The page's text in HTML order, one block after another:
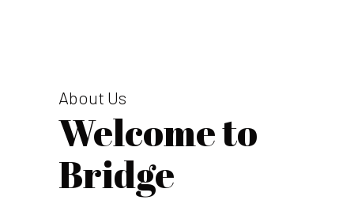
About Us
Welcome to
Bridge